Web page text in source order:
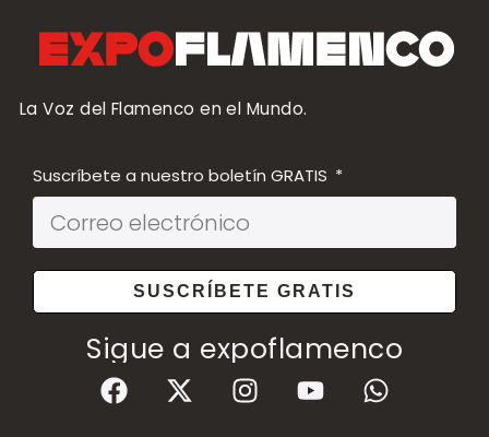
La Voz del Flamenco en el Mundo.
Suscríbete a nuestro boletín GRATIS
SUSCRÍBETE GRATIS
Sigue a expoflamenco